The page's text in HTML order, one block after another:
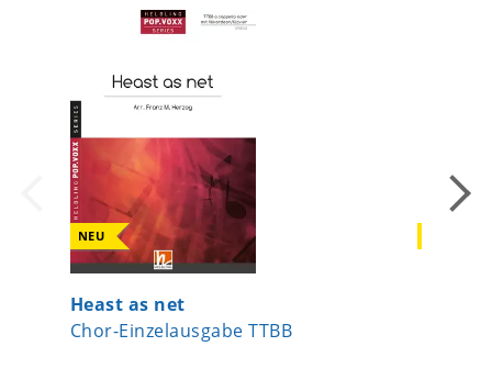
NEU
Heast as net
Chor-Einzelausgabe TTBB